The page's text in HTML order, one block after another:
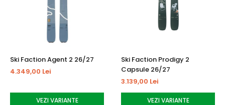
Pantaloni outdoor
Sosete Outdoor
Sepci
Bustiere
Underwear
Ski Faction Agent 2 26/27
4.349,00 Lei
VEZI VARIANTE
Ski Faction Prodigy 2
Capsule 26/27
3.139,00 Lei
VEZI VARIANTE